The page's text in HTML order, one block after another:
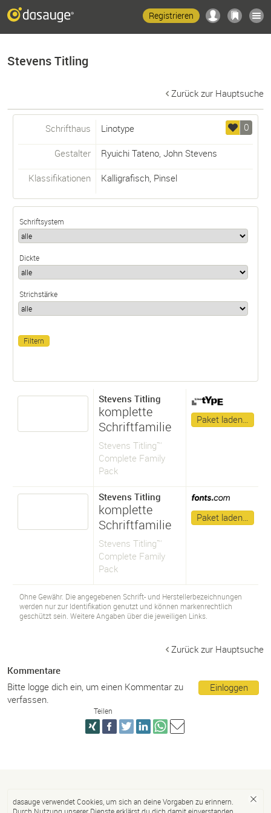
Registrieren
Stevens Titling
Zurück zur Hauptsuche
0
Schrifthaus Linotype
Gestalter Ryuichi Tateno, John Stevens
Klassifikationen Kalligrafisch, Pinsel
Schriftsystem
Dickte
Strichstärke
Stevens Titling
komplette
Schriftfamilie
Stevens Titling™
Complete Family
Pack
Paket laden…
Stevens Titling
komplette
Schriftfamilie
Stevens Titling™
Complete Family
Pack
Paket laden…
Ohne Gewähr. Die angegebenen Schrift- und Herstellerbezeichnungen
werden nur zur Identifikation genutzt und können markenrechtlich
geschützt sein. Weitere Angaben über die jeweiligen Links.
Zurück zur Hauptsuche
Kommentare
Einloggen
Bitte logge dich ein, um einen Kommentar zu
verfassen.
Teilen
dasauge verwendet Cookies, um sich an deine Vorgaben zu erinnern.
Durch Nutzung unserer Dienste erklärst du dich damit einverstanden.